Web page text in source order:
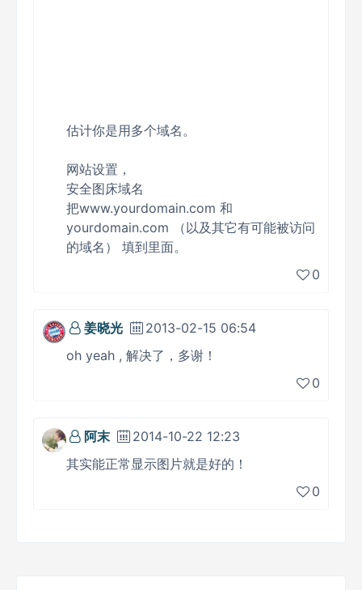
估计你是用多个域名。
网站设置，
安全图床域名
把www.yourdomain.com 和
yourdomain.com （以及其它有可能被访问
的域名） 填到里面。
0
姜晓光
2013-02-15 06:54
oh yeah , 解决了，多谢！
0
阿末
2014-10-22 12:23
其实能正常显示图片就是好的！
0